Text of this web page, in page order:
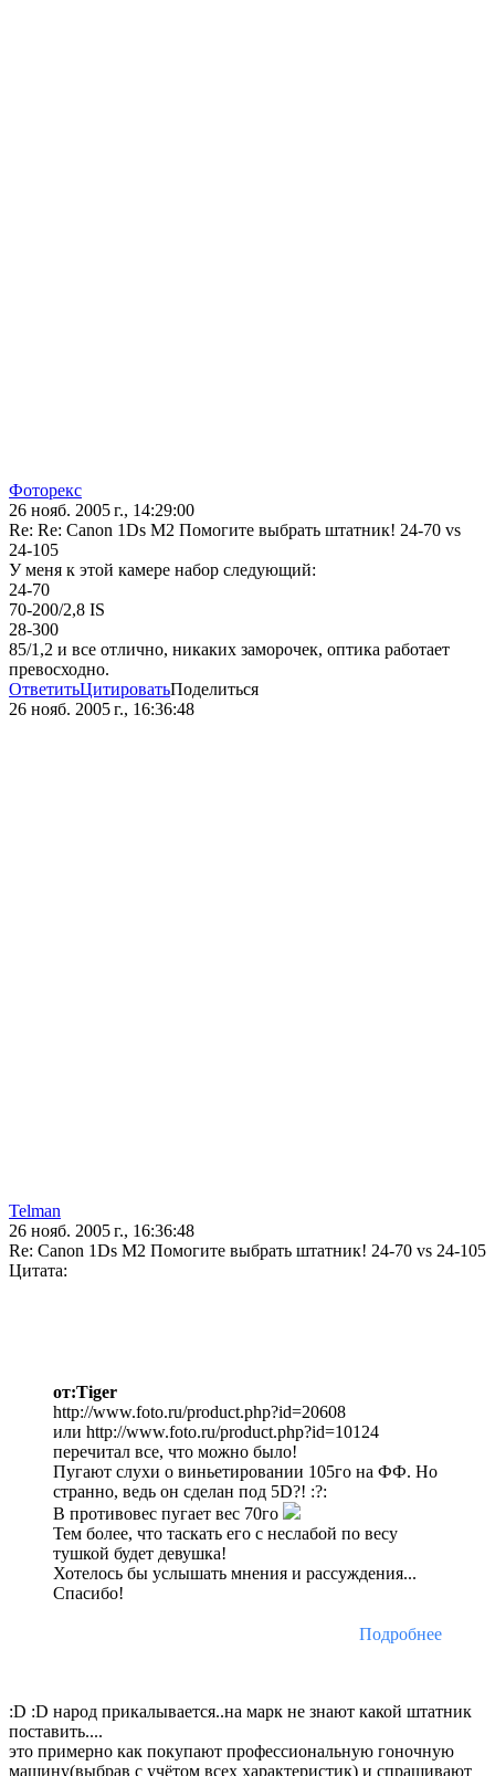
Фоторекс
26 нояб. 2005 г., 14:29:00
Re: Re: Canon 1Ds M2 Помогите выбрать штатник! 24-70 vs
24-105
У меня к этой камере набор следующий:
24-70
70-200/2,8 IS
28-300
85/1,2 и все отлично, никаких заморочек, оптика работает
превосходно.
ОтветитьЦитироватьПоделиться
26 нояб. 2005 г., 16:36:48
Telman
26 нояб. 2005 г., 16:36:48
Re: Canon 1Ds M2 Помогите выбрать штатник! 24-70 vs 24-105
Цитата:
от:Tiger
http://www.foto.ru/product.php?id=20608
или http://www.foto.ru/product.php?id=10124
перечитал все, что можно было!
Пугают слухи о виньетировании 105го на ФФ. Но
странно, ведь он сделан под 5D?! :?:
В противовес пугает вес 70го
Тем более, что таскать его с неслабой по весу
тушкой будет девушка!
Хотелось бы услышать мнения и рассуждения...
Спасибо!
Подробнее
:D :D народ прикалывается..на марк не знают какой штатник
поставить....
это примерно как покупают профессиональную гоночную
машину(выбрав с учётом всех характеристик) и спрашивают